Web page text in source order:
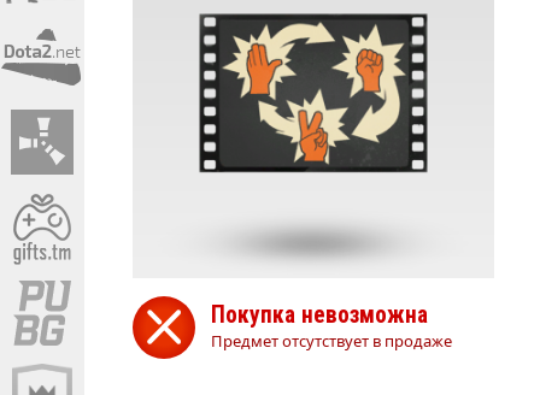
Покупка невозможна
Предмет отсутствует в продаже